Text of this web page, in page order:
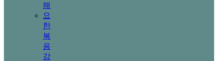
해
요
한
복
음
강